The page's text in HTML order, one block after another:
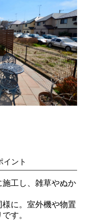
イント
工し、雑草やぬか
に。室外機や物置
す。